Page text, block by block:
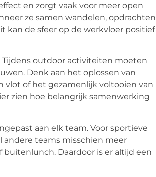
en zorgt vaak voor meer open
ze samen wandelen, opdrachten
kan de sfeer op de werkvloer positief
Tijdens outdoor activiteiten moeten
Denk aan het oplossen van
vlot of het gezamenlijk voltooien van
zien hoe belangrijk samenwerking
aan elk team. Voor sportieve
andere teams misschien meer
Daardoor is er altijd een